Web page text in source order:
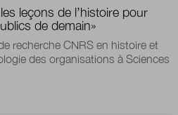
?
leçons de l’histoire pour
de demain»
recherche CNRS en histoire et
des organisations à Sciences